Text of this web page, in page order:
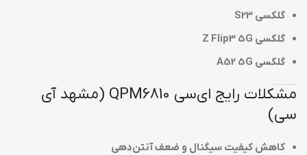
گلکسی S23
گلکسی Z Flip3 5G
گلکسی A52 5G
مشکلات رایج ای‌سی QPM6810 (مشهد آی
سی)
کاهش کیفیت سیگنال و ضعف آنتن‌دهی